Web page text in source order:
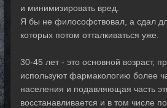
и минимизировать вред.
Я бы не философствовал, а сдал
которых потом отталкиваться уже.
30-45 лет - это основной возраст,
используют фармакологию более
населения и подавляющая часть
восстанавливается и в том числе